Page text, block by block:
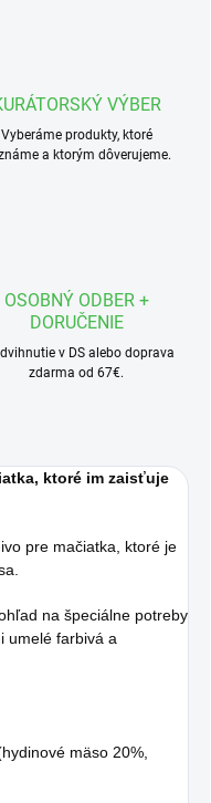
VÝBER
Vyberáme produkty, ktoré
a ktorým dôverujeme.
OSOBNÝ ODBER +
DORUČENIE
v DS alebo doprava
zdarma od 67€.
ktoré im zaisťuje
pre mačiatka, ktoré je
na špeciálne potreby
umelé farbivá a
mäso 20%,